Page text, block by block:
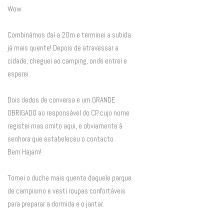
Wow.
Combinámos daí a 20m e terminei a subida
já mais quente! Depois de atravessar a
cidade, cheguei ao camping, onde entrei e
esperei.
Dois dedos de conversa e um GRANDE
OBRIGADO ao responsável do CP, cujo nome
registei mas omito aqui, e obviamente à
senhora que estabeleceu o contacto.
Bem Hajam!
Tomei o duche mais quente daquele parque
de campismo e vesti roupas confortáveis
para preparar a dormida e o jantar.